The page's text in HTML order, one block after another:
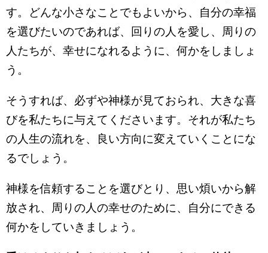
す。どんな小さなことでもよいから、自分の幸福
を選びたいのであれば、回りの人を愛し、周りの
人たちが、幸せになれるように、何かをしましょ
う。
そうすれば、必ずや神様が見ておられ、大きな喜
びを私たちに与えてくださいます。それが私たち
の人生の流れを、良い方向に変えていくことにな
るでしょう。
神様を信頼することを選びとり、思い煩いから解
放され、周りの人の幸せのために、自分にできる
何かをしていきましょう。